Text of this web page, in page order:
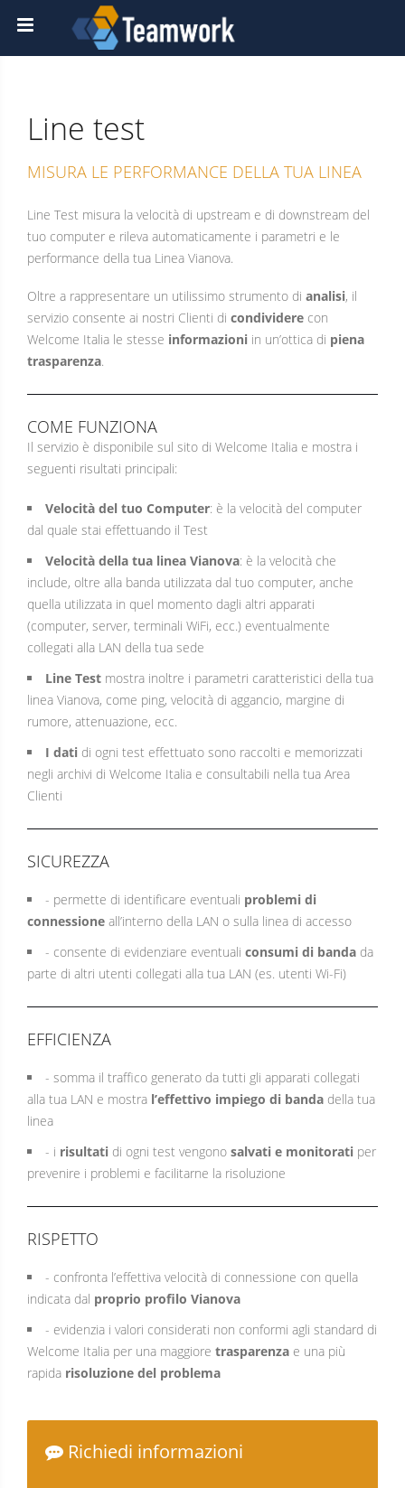
Line test
MISURA LE PERFORMANCE DELLA TUA LINEA
Line Test misura la velocità di upstream e di downstream del
tuo computer e rileva automaticamente i parametri e le
performance della tua Linea Vianova.
Oltre a rappresentare un utilissimo strumento di analisi, il
servizio consente ai nostri Clienti di condividere con
Welcome Italia le stesse informazioni in un’ottica di piena
trasparenza.
COME FUNZIONA
Il servizio è disponibile sul sito di Welcome Italia e mostra i
seguenti risultati principali:
Velocità del tuo Computer: è la velocità del computer
dal quale stai effettuando il Test
Velocità della tua linea Vianova: è la velocità che
include, oltre alla banda utilizzata dal tuo computer, anche
quella utilizzata in quel momento dagli altri apparati
(computer, server, terminali WiFi, ecc.) eventualmente
collegati alla LAN della tua sede
Line Test mostra inoltre i parametri caratteristici della tua
linea Vianova, come ping, velocità di aggancio, margine di
rumore, attenuazione, ecc.
I dati di ogni test effettuato sono raccolti e memorizzati
negli archivi di Welcome Italia e consultabili nella tua Area
Clienti
SICUREZZA
- permette di identificare eventuali problemi di
connessione all’interno della LAN o sulla linea di accesso
- consente di evidenziare eventuali consumi di banda da
parte di altri utenti collegati alla tua LAN (es. utenti Wi-Fi)
EFFICIENZA
- somma il traffico generato da tutti gli apparati collegati
alla tua LAN e mostra l’effettivo impiego di banda della tua
linea
- i risultati di ogni test vengono salvati e monitorati per
prevenire i problemi e facilitarne la risoluzione
RISPETTO
- confronta l’effettiva velocità di connessione con quella
indicata dal proprio profilo Vianova
- evidenzia i valori considerati non conformi agli standard di
Welcome Italia per una maggiore trasparenza e una più
rapida risoluzione del problema
Richiedi informazioni